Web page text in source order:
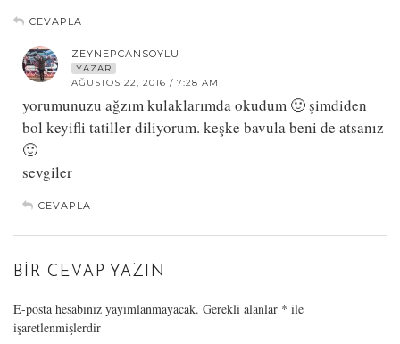
CEVAPLA
ZEYNEPCANSOYLU
YAZAR
AĞUSTOS 22, 2016 / 7:28 AM
yorumunuzu ağzım kulaklarımda okudum 🙂 şimdiden
bol keyifli tatiller diliyorum. keşke bavula beni de atsanız
🙂
sevgiler
CEVAPLA
BIR CEVAP YAZIN
E-posta hesabınız yayımlanmayacak. Gerekli alanlar * ile
işaretlenmişlerdir